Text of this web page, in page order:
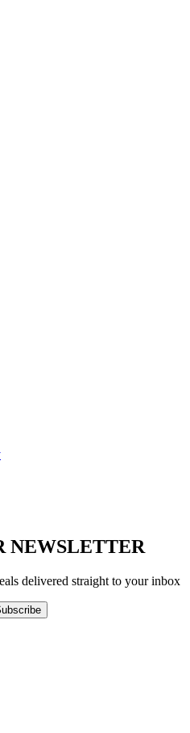
NEWSLETTER
delivered straight to your inbox